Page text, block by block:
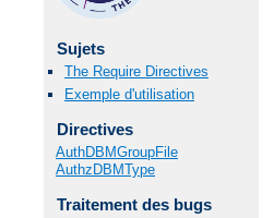
Sujets
The Require Directives
Exemple d'utilisation
Directives
AuthDBMGroupFile
AuthzDBMType
Traitement des bugs